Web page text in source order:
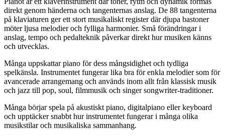
direkt genom händerna och tangenternas anslag. De 88 tangenterna
på klaviaturen ger ett stort musikaliskt register där djupa bastoner
möter ljusa melodier och fylliga harmonier. Små förändringar i
anslag, tempo och pedalteknik påverkar direkt hur musiken känns
och utvecklas.
Många uppskattar piano för dess mångsidighet och tydliga
spelkänsla. Instrumentet fungerar lika bra för enkla melodier som för
avancerade arrangemang och används inom allt från klassisk musik
och jazz till pop, soul, filmmusik och singer songwriter-traditioner.
Många börjar spela på akustiskt piano, digitalpiano eller keyboard
och upptäcker snabbt hur instrumentet fungerar i många olika
musikstilar och musikaliska sammanhang.